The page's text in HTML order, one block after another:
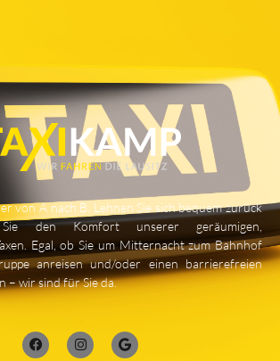
von A nach B. Lehnen Sie sich bequem zurück
den Komfort unserer geräumigen,
Egal, ob Sie um Mitternacht zum Bahnhof
anreisen und/oder einen barrierefreien
– wir sind für Sie da.